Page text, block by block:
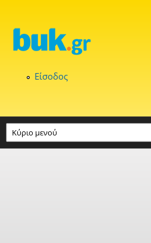
Είσοδος